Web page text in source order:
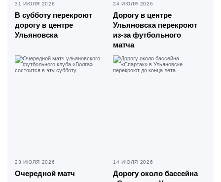
31 ИЮЛЯ 2026
В субботу перекроют
дорогу в центре
Ульяновска
24 ИЮЛЯ 2026
Дорогу в центре
Ульяновска перекроют
из-за футбольного
матча
23 ИЮЛЯ 2026
Очередной матч
14 ИЮЛЯ 2026
Дорогу около бассейна